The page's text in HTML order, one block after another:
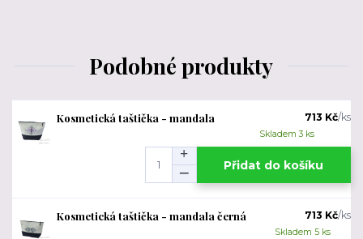
Podobné produkty
Kosmetická taštička - mandala 713 Kč/ks
Skladem 3 ks
Přidat do košíku
Kosmetická taštička - mandala černá 713 Kč/ks
Skladem 5 ks